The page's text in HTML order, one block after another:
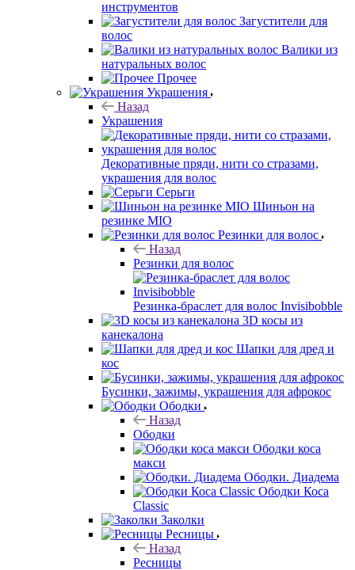
инструментов
Загустители для
волос
Валики из
натуральных волос
Прочее
Украшения
Назад
Украшения
Декоративные пряди, нити со стразами,
украшения для волос
Серьги
Шиньон на
резинке MIO
Резинки для волос
Назад
Резинки для волос
Резинка-браслет для волос Invisibobble
3D косы из
канекалона
Шапки для дред и
кос
Бусинки, зажимы, украшения для афрокос
Ободки
Назад
Ободки
Ободки коса
макси
Ободки. Диадема
Ободки Коса
Classic
Заколки
Ресницы
Назад
Ресницы